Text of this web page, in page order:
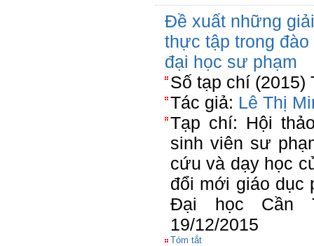
Đề xuất những
thực tập trong
đại học sư phạm
Số tạp chí (2015)
Tác giả: Lê Thị
Tạp chí: Hội
sinh viên sư
cứu và dạy học
đổi mới giáo dục
Đại học Cần
19/12/2015
Tóm tắt